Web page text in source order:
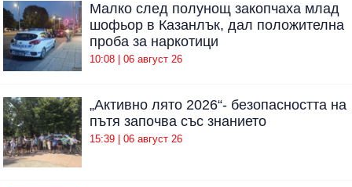
Малко след полунощ закопчаха млад
шофьор в Казанлък, дал положителна
проба за наркотици
10:08 | 06 август 26
„Активно лято 2026“- безопасността на
пътя започва със знанието
15:39 | 06 август 26